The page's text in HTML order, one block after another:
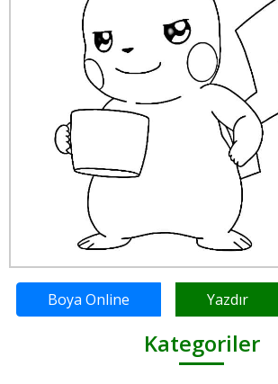
Boya Online Yazdır
Kategoriler